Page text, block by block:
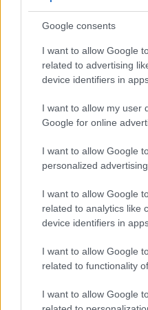
Google consents
I want to allow Google
related to advertising
device identifiers in
I want to allow my user
Google for online
I want to allow Google
personalized advertising.
I want to allow Google
related to analytics like
device identifiers in
I want to allow Google
related to functionality
I want to allow Google
«Είδα τον μπαμπά να
μαχαίρι», φέρεται
ένα από τα
απεγνωσμένα σε
αστυνομικοίκαι οι
«σοκαριστικές».